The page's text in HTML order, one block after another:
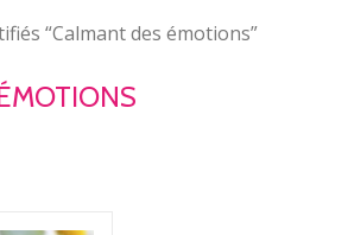
“Calmant des émotions”